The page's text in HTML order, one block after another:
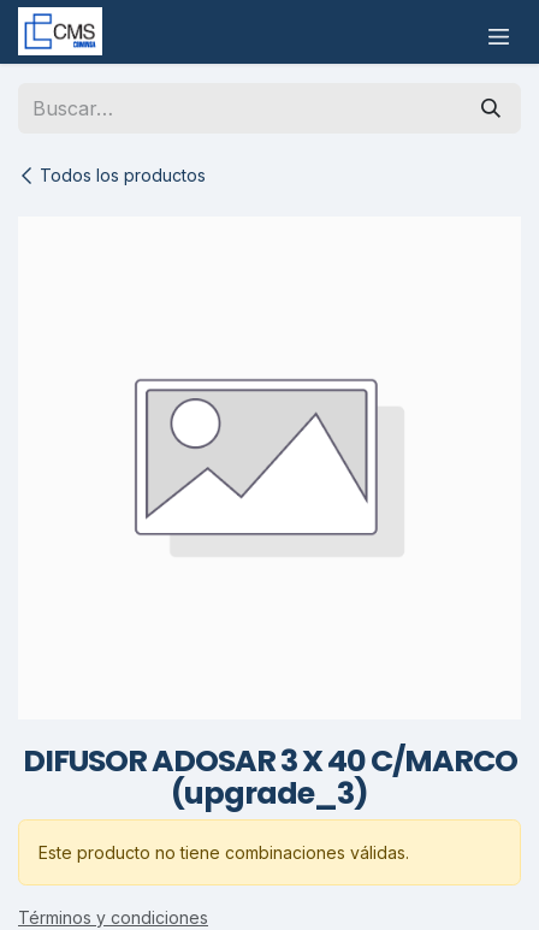
Ir al contenido
Todos los productos
DIFUSOR ADOSAR 3 X 40 C/MARCO
(upgrade_3)
Este producto no tiene combinaciones válidas.
Términos y condiciones